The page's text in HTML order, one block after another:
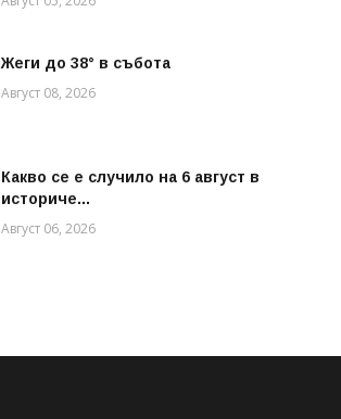
Жеги до 38° в събота
Август 08, 2026
Какво се е случило на 6 август в
историче...
Август 06, 2026